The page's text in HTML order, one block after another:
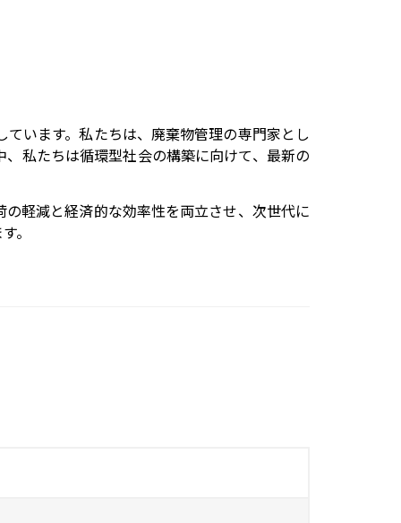
います。私たちは、廃棄物管理の専門家とし
私たちは循環型社会の構築に向けて、最新の
軽減と経済的な効率性を両立させ、次世代に
。